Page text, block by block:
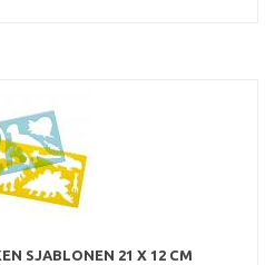
SJABLONEN 21 X 12 CM